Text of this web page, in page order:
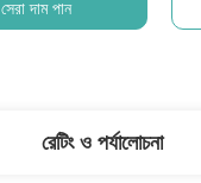
সেরা দাম পান
রেটিং ও পর্যালোচনা